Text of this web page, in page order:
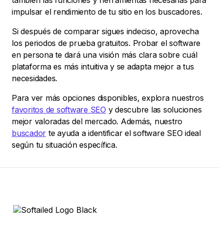
impulsar el rendimiento de tu sitio en los buscadores.
Si después de comparar sigues indeciso, aprovecha
los periodos de prueba gratuitos. Probar el software
en persona te dará una visión más clara sobre cuál
plataforma es más intuitiva y se adapta mejor a tus
necesidades.
Para ver más opciones disponibles, explora nuestros
favoritos de software SEO y descubre las soluciones
mejor valoradas del mercado. Además, nuestro
buscador te ayuda a identificar el software SEO ideal
según tu situación específica.